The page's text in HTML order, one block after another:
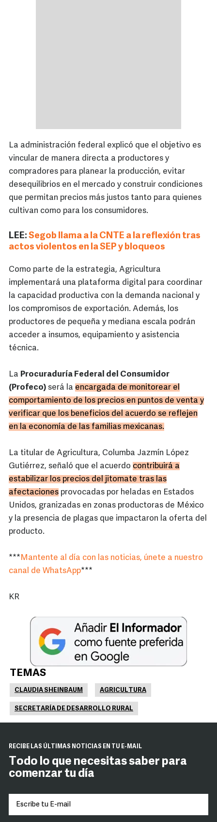
La administración federal explicó que el objetivo es
vincular de manera directa a productores y
compradores para planear la producción, evitar
desequilibrios en el mercado y construir condiciones
que permitan precios más justos tanto para quienes
cultivan como para los consumidores.
LEE: Segob llama a la CNTE a la reflexión tras
actos violentos en la SEP y bloqueos
Como parte de la estrategia, Agricultura
implementará una plataforma digital para coordinar
la capacidad productiva con la demanda nacional y
los compromisos de exportación. Además, los
productores de pequeña y mediana escala podrán
acceder a insumos, equipamiento y asistencia
técnica.
La Procuraduría Federal del Consumidor
(Profeco) será la encargada de monitorear el
comportamiento de los precios en puntos de venta y
verificar que los beneficios del acuerdo se reflejen
en la economía de las familias mexicanas.
La titular de Agricultura, Columba Jazmín López
Gutiérrez, señaló que el acuerdo contribuirá a
estabilizar los precios del jitomate tras las
afectaciones provocadas por heladas en Estados
Unidos, granizadas en zonas productoras de México
y la presencia de plagas que impactaron la oferta del
producto.
***Mantente al día con las noticias, únete a nuestro
canal de WhatsApp***
KR
TEMAS
CLAUDIA SHEINBAUM AGRICULTURA
SECRETARÍA DE DESARROLLO RURAL
RECIBE LAS ÚLTIMAS NOTICIAS EN TU E-MAIL
Todo lo que necesitas saber para
comenzar tu día